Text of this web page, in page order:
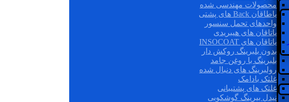
محصولات مهندسی شده
یاطاقان Back های پشتی
واحدهای تحمل سنسور
یاتاقان های هیبریدی
یاتاقان های INSOCOAT
بدون بلبرینگ روکش دار
بلبرینگ با روغن جامد
رولبرینگ های دنبال شده
غلتک بادامک
غلتک های پشتیبانی
نیدل بیرینگ گوشکوبی